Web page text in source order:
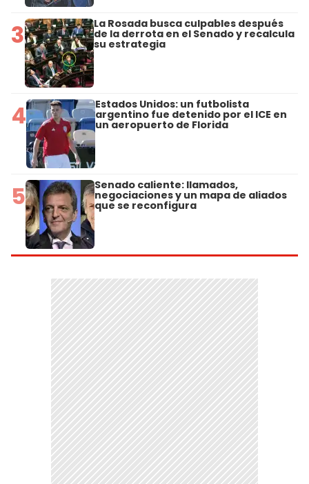
3 La Rosada busca culpables después
de la derrota en el Senado y recalcula
su estrategia
4 Estados Unidos: un futbolista
argentino fue detenido por el ICE en
un aeropuerto de Florida
5 Senado caliente: llamados,
negociaciones y un mapa de aliados
que se reconfigura